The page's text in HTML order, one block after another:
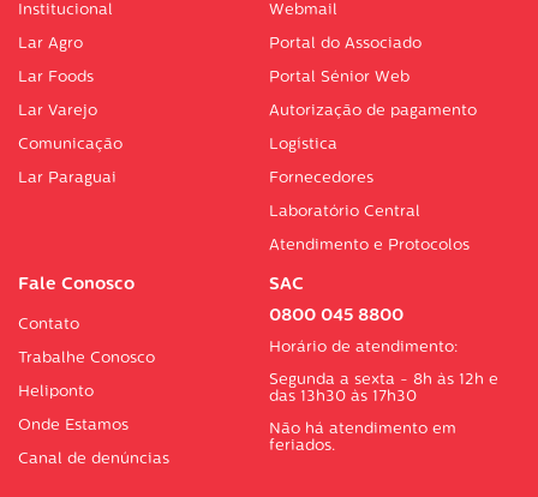
Institucional
Lar Agro
Lar Foods
Lar Varejo
Comunicação
Lar Paraguai
Webmail
Portal do Associado
Portal Sénior Web
Autorização de pagamento
Logística
Fornecedores
Laboratório Central
Atendimento e Protocolos
Fale Conosco
Contato
Trabalhe Conosco
Heliponto
Onde Estamos
Canal de denúncias
SAC
0800 045 8800
Horário de atendimento:
Segunda a sexta - 8h às 12h e
das 13h30 às 17h30
Não há atendimento em
feriados.